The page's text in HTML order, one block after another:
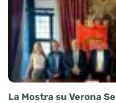
La Mostra su Verona